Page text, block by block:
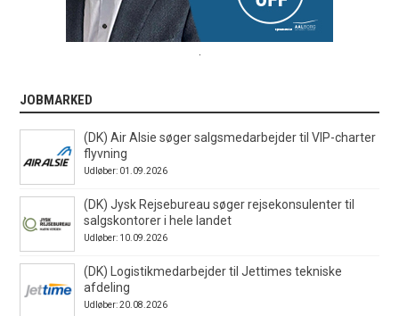
.
JOBMARKED
(DK) Air Alsie søger salgsmedarbejder til VIP-charter
flyvning
Udløber: 01.09.2026
(DK) Jysk Rejsebureau søger rejsekonsulenter til
salgskontorer i hele landet
Udløber: 10.09.2026
(DK) Logistikmedarbejder til Jettimes tekniske
afdeling
Udløber: 20.08.2026